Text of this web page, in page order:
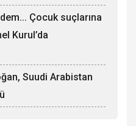
Çocuk suçlarına
Kurul’da
Suudi Arabistan